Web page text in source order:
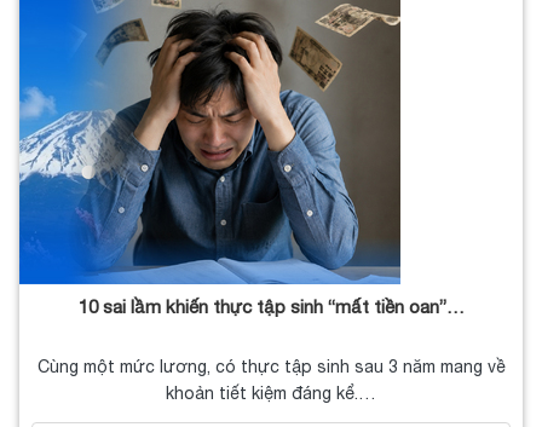
10 sai lầm khiến thực tập sinh “mất tiền oan”…
Cùng một mức lương, có thực tập sinh sau 3 năm mang về
khoản tiết kiệm đáng kể.…